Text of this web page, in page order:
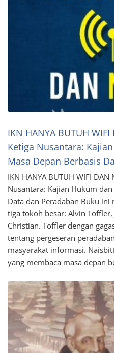
IKN HANYA BUTUH
Ketiga Nusantara:
Masa Depan Berbasis
IKN HANYA BUTUH WIFI
Nusantara: Kajian Hukum
Data dan Peradaban Buku
tiga tokoh besar: Alvin
Christian. Toffler dengan
tentang pergeseran
masyarakat informasi.
yang membaca masa depan